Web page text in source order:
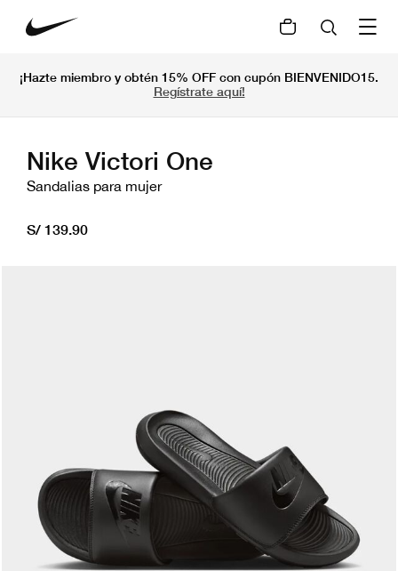
¡Hazte miembro y obtén 15% OFF con cupón BIENVENIDO15.
Regístrate aquí!
Nike Victori One
Sandalias para mujer
S/ 139.90